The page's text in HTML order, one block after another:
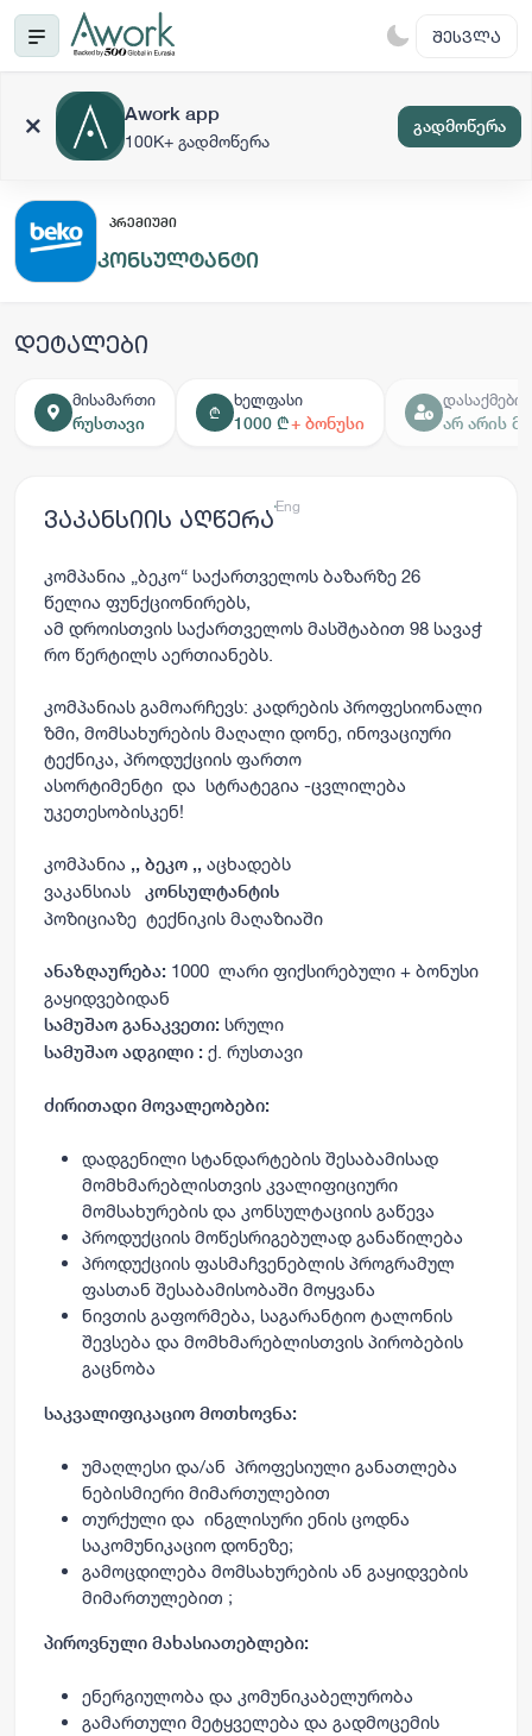
ᲨᲔᲡᲕᲚᲐ
Awork app
100K+ გადმოწერა
გადმოწერა
ᲞᲠᲔᲛᲘᲣᲛᲘ
კონსულტანტი
დეტალები
მისამართი
რუსთავი
₾
ხელფასი
1000 ₾+ ბონუსი
არ არის
ვაკანსიის აღწერაქარ
Eng
კომპანია „ბეკო“ საქართველოს ბაზარზე 26
წელია ფუნქციონირებს,
ამ დროისთვის საქართველოს მასშტაბით 98 სავაჭ
რო წერტილს აერთიანებს.
კომპანიას გამოარჩევს: კადრების პროფესიონალი
ზმი, მომსახურების მაღალი დონე, ინოვაციური
ტექნიკა, პროდუქციის ფართო
ასორტიმენტი და სტრატეგია -ცვლილება
უკეთესობისკენ!
კომპანია ,, ბეკო ,, აცხადებს
ვაკანსიას
კონსულტანტის
პოზიციაზე ტექნიკის მაღაზიაში
ანაზღაურება: 1000 ლარი ფიქსირებული + ბონუსი
გაყიდვებიდან
სამუშაო განაკვეთი: სრული
სამუშაო ადგილი : ქ. რუსთავი
ძირითადი მოვალეობები:
დადგენილი სტანდარტების შესაბამისად
მომხმარებლისთვის კვალიფიციური
მომსახურების და კონსულტაციის გაწევა
პროდუქციის მოწესრიგებულად განაწილება
პროდუქციის ფასმაჩვენებლის პროგრამულ
ფასთან შესაბამისობაში მოყვანა
ნივთის გაფორმება, საგარანტიო ტალონის
შევსება და მომხმარებლისთვის პირობების
გაცნობა
საკვალიფიკაციო მოთხოვნა:
უმაღლესი და/ან პროფესიული განათლება
ნებისმიერი მიმართულებით
თურქული და ინგლისური ენის ცოდნა
საკომუნიკაციო დონეზე;
გამოცდილება მომსახურების ან გაყიდვების
მიმართულებით ;
პიროვნული მახასიათებლები:
ენერგიულობა და კომუნიკაბელურობა
გამართული მეტყველება და გადმოცემის